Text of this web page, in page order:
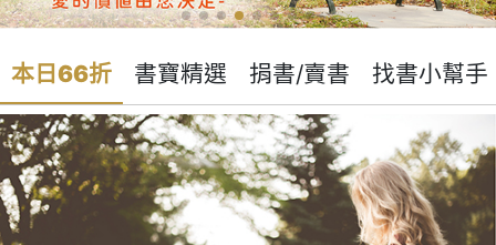
本日66折 書寶精選 捐書/賣書 找書小幫手